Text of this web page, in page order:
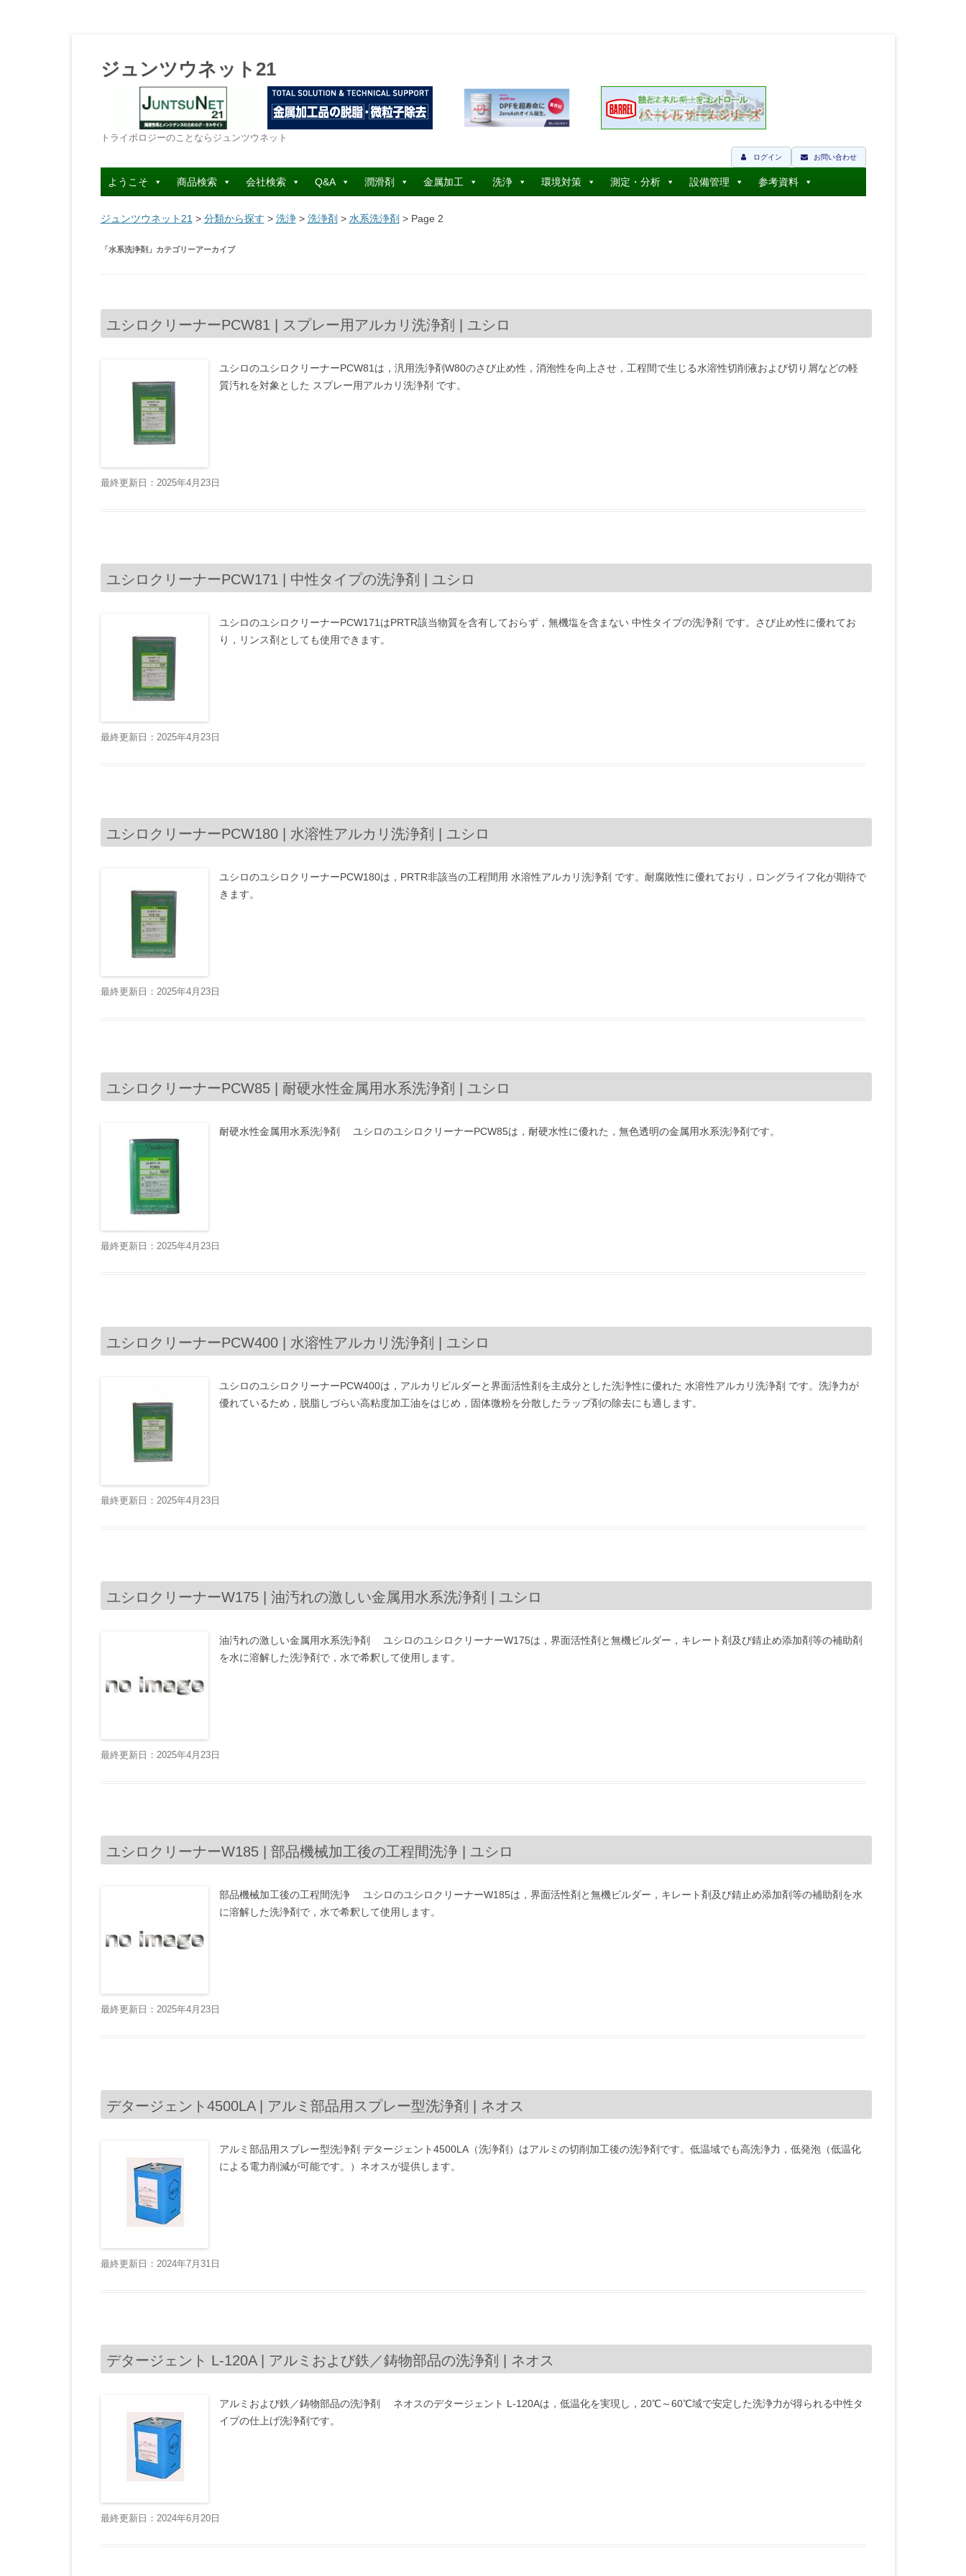
ジュンツウネット21
トライボロジーのことならジュンツウネット
お問い合わせ
ログイン
コ
ン
テ
ン
へ
ようこそ 商品検索 会社検索 Q&A 潤滑剤 金属加工 洗浄 環境対策 測定・分析 設備管理 参考資料
ジュンツウネット21 > 分類から探す > 洗浄> 洗浄剤 > 水系洗浄剤 > Page 2
「水系洗浄剤 」カテゴリーアーカイブ
ユシロクリーナーPCW81 | スプレー用アルカリ洗浄剤 | ユシロ
ユシロのユシロクリーナーPCW81は，汎用洗浄剤W80のさび止め性，消泡性を向上させ，工程間で生じる水溶性切削液および切り屑などの軽
質汚れを対象とした スプレー用アルカリ洗浄剤 です。
最終更新日：2025年4月23日
ユシロクリーナーPCW171 | 中性タイプの洗浄剤 | ユシロ
ユシロのユシロクリーナーPCW171はPRTR該当物質を含有しておらず，無機塩を含まない 中性タイプの洗浄剤 です。さび止め性に優れてお
り，リンス剤としても使用できます。
最終更新日：2025年4月23日
ユシロクリーナーPCW180 | 水溶性アルカリ洗浄剤 | ユシロ
ユシロのユシロクリーナーPCW180は，PRTR非該当の工程間用 水溶性アルカリ洗浄剤 です。耐腐敗性に優れており，ロングライフ化が期待で
きます。
最終更新日：2025年4月23日
ユシロクリーナーPCW85 | 耐硬水性金属用水系洗浄剤 | ユシロ
耐硬水性金属用水系洗浄剤 ユシロのユシロクリーナーPCW85は，耐硬水性に優れた，無色透明の金属用水系洗浄剤です。
最終更新日：2025年4月23日
ユシロクリーナーPCW400 | 水溶性アルカリ洗浄剤 | ユシロ
ユシロのユシロクリーナーPCW400は，アルカリビルダーと界面活性剤を主成分とした洗浄性に優れた 水溶性アルカリ洗浄剤 です。洗浄力が
優れているため，脱脂しづらい高粘度加工油をはじめ，固体微粉を分散したラップ剤の除去にも適します。
最終更新日：2025年4月23日
ユシロクリーナーW175 | 油汚れの激しい金属用水系洗浄剤 | ユシロ
油汚れの激しい金属用水系洗浄剤 ユシロのユシロクリーナーW175は，界面活性剤と無機ビルダー，キレート剤及び錆止め添加剤等の補助剤
を水に溶解した洗浄剤で，水で希釈して使用します。
最終更新日：2025年4月23日
ユシロクリーナーW185 | 部品機械加工後の工程間洗浄 | ユシロ
部品機械加工後の工程間洗浄 ユシロのユシロクリーナーW185は，界面活性剤と無機ビルダー，キレート剤及び錆止め添加剤等の補助剤を水
に溶解した洗浄剤で，水で希釈して使用します。
最終更新日：2025年4月23日
デタージェント4500LA | アルミ部品用スプレー型洗浄剤 | ネオス
アルミ部品用スプレー型洗浄剤 デタージェント4500LA（洗浄剤）はアルミの切削加工後の洗浄剤です。低温域でも高洗浄力，低発泡（低温化
による電力削減が可能です。）ネオスが提供します。
最終更新日：2024年7月31日
デタージェント L-120A | アルミおよび鉄／鋳物部品の洗浄剤 | ネオス
アルミおよび鉄／鋳物部品の洗浄剤 ネオスのデタージェント L-120Aは，低温化を実現し，20℃～60℃域で安定した洗浄力が得られる中性タ
イプの仕上げ洗浄剤です。
最終更新日：2024年6月20日